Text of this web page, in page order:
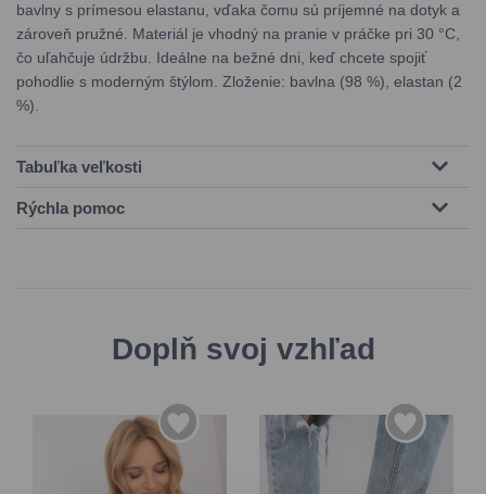
bavlny s prímesou elastanu, vďaka čomu sú príjemné na dotyk a
zároveň pružné. Materiál je vhodný na pranie v práčke pri 30 °C,
čo uľahčuje údržbu. Ideálne na bežné dni, keď chcete spojiť
pohodlie s moderným štýlom. Zloženie: bavlna (98 %), elastan (2
%).
Tabuľka veľkosti
Rýchla pomoc
Doplň svoj vzhľad